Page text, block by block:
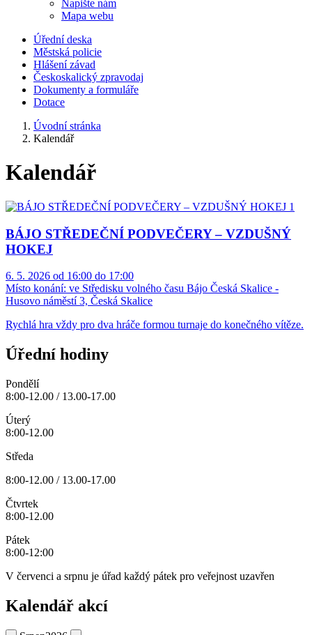
Napište nám
Mapa webu
Úřední deska
Městská policie
Hlášení závad
Českoskalický zpravodaj
Dokumenty a formuláře
Dotace
Úvodní stránka
Kalendář
Kalendář
BÁJO STŘEDEČNÍ PODVEČERY – VZDUŠNÝ
HOKEJ
6. 5. 2026 od 16:00 do 17:00
Místo konání: ve Středisku volného času Bájo Česká Skalice -
Husovo náměstí 3, Česká Skalice
Rychlá hra vždy pro dva hráče formou turnaje do konečného vítěze.
Úřední hodiny
Pondělí
8:00-12.00 / 13.00-17.00
Úterý
8:00-12.00
Středa
8:00-12.00 / 13.00-17.00
Čtvrtek
8:00-12.00
Pátek
8:00-12:00
V červenci a srpnu je úřad každý pátek pro veřejnost uzavřen
Kalendář akcí